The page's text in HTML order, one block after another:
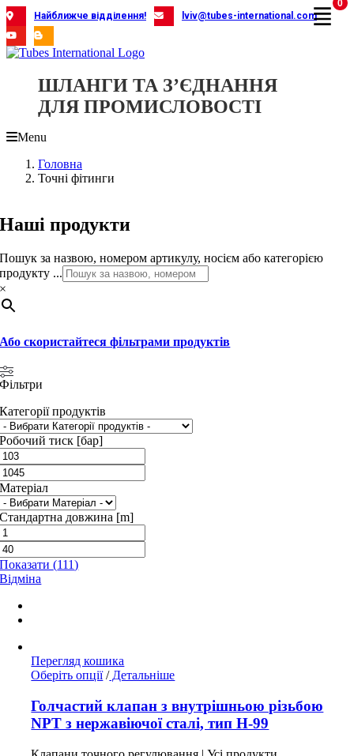
Skip
to
content
Найближче відділення! lviv@tubes-international.com
ШЛАНГИ ТА З’ЄДНАННЯ
ДЛЯ ПРОМИСЛОВОСТІ
Menu
Головна
Точні фітинги
Наші продукти
Пошук за назвою, номером артикулу, носієм або категорією
продукту ...
×
Або скористайтеся фільтрами продуктів
Фільтри
Категорії продуктів
Робочий тиск [бар]
Матеріал
Стандартна довжина [m]
Показати(111)
Відміна
Перегляд кошика
Оберіть опції Цей
має
кілька
варіантів.
/Детальніше
Голчастий клапан з внутрішньою різьбою
NPT з нержавіючої сталі, тип H-99
0